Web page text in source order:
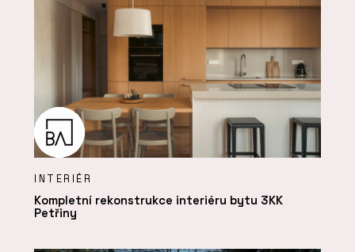
INTERIÉR
Kompletní rekonstrukce interiéru bytu 3KK
Petřiny